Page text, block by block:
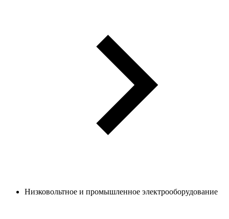
Низковольтное и промышленное электрооборудование